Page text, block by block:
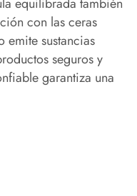
equilibrada también
con las ceras
emite sustancias
seguros y
garantiza una